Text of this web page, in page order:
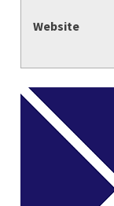
Website